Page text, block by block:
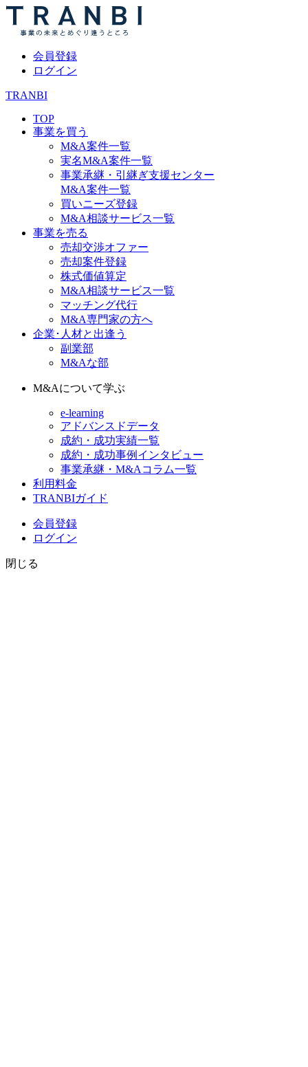
会員登録
ログイン
TRANBI
TOP
事業を買う
M&A案件一覧
実名M&A案件一覧
事業承継・引継ぎ支援センター
M&A案件一覧
買いニーズ登録
M&A相談サービス一覧
事業を売る
売却交渉オファー
売却案件登録
株式価値算定
M&A相談サービス一覧
マッチング代行
M&A専門家の方へ
企業･人材と出逢う
副業部
M&Aな部
M&Aについて学ぶ
e-learning
アドバンスドデータ
成約・成功実績一覧
成約・成功事例インタビュー
事業承継・M&Aコラム一覧
利用料金
TRANBIガイド
会員登録
ログイン
閉じる